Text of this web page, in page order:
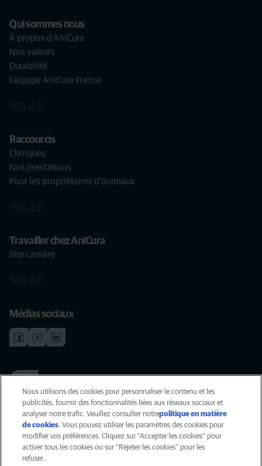
Qui sommes nous
À propos d'AniCura
Nos valeurs
Durabilité
L'équipe AniCura France
Raccourcis
Cliniques
Nos prestations
Pour les propriétaires d'animaux
Travailler chez AniCura
Site carrière
Médias sociaux
Voir nos offres d'emploi
Vie privée
Légal
Cookies
Nous utilisons des cookies pour personnaliser le contenu et les
publicités, fournir des fonctionnalités liées aux réseaux sociaux et
analyser notre trafic. Veuillez consulter notrepolitique en matière
de cookies(opens in a new tab)
. Vous pouvez utiliser les paramètres des cookies pour
modifier vos préférences. Cliquez sur "Accepter les cookies" pour
activer tous les cookies ou sur "Rejeter les cookies" pour les
refuser..